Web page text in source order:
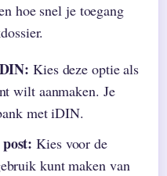
hoe snel je toegang
Kies deze optie als
wilt aanmaken. Je
met iDIN.
Kies voor de
kunt maken van